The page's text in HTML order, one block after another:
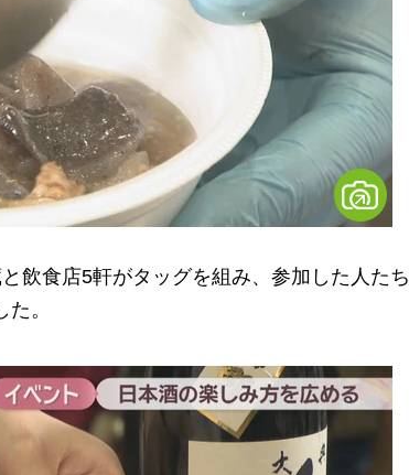
飲食店5軒がタッグを組み、参加した人たち
。